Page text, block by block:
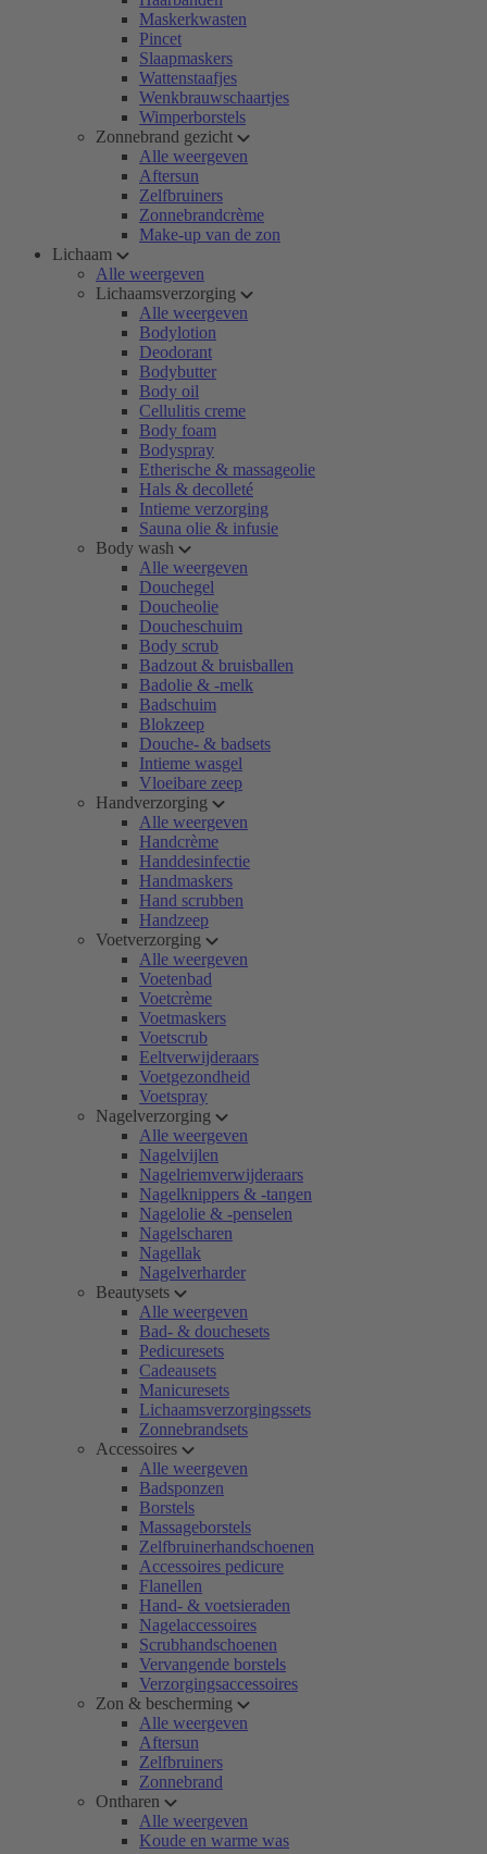
Maskerkwasten
Pincet
Slaapmaskers
Wattenstaafjes
Wenkbrauwschaartjes
Wimperborstels
Zonnebrand gezicht
Alle weergeven
Aftersun
Zelfbruiners
Zonnebrandcrème
Make-up van de zon
Lichaam
Alle weergeven
Lichaamsverzorging
Alle weergeven
Bodylotion
Deodorant
Bodybutter
Body oil
Cellulitis creme
Body foam
Bodyspray
Etherische & massageolie
Hals & decolleté
Intieme verzorging
Sauna olie & infusie
Body wash
Alle weergeven
Douchegel
Doucheolie
Doucheschuim
Body scrub
Badzout & bruisballen
Badolie & -melk
Badschuim
Blokzeep
Douche- & badsets
Intieme wasgel
Vloeibare zeep
Handverzorging
Alle weergeven
Handcrème
Handdesinfectie
Handmaskers
Hand scrubben
Handzeep
Voetverzorging
Alle weergeven
Voetenbad
Voetcrème
Voetmaskers
Voetscrub
Eeltverwijderaars
Voetgezondheid
Voetspray
Nagelverzorging
Alle weergeven
Nagelvijlen
Nagelriemverwijderaars
Nagelknippers & -tangen
Nagelolie & -penselen
Nagelscharen
Nagellak
Nagelverharder
Beautysets
Alle weergeven
Bad- & douchesets
Pedicuresets
Cadeausets
Manicuresets
Lichaamsverzorgingssets
Zonnebrandsets
Accessoires
Alle weergeven
Badsponzen
Borstels
Massageborstels
Zelfbruinerhandschoenen
Accessoires pedicure
Flanellen
Hand- & voetsieraden
Nagelaccessoires
Scrubhandschoenen
Vervangende borstels
Verzorgingsaccessoires
Zon & bescherming
Alle weergeven
Aftersun
Zelfbruiners
Zonnebrand
Ontharen
Alle weergeven
Koude en warme was